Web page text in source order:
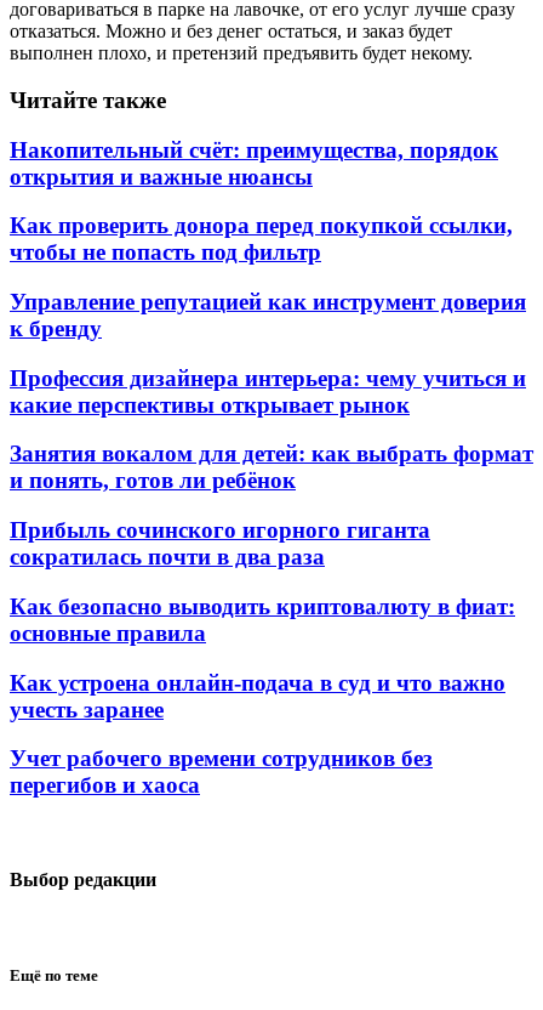
договариваться в парке на лавочке, от его услуг лучше сразу
отказаться. Можно и без денег остаться, и заказ будет
выполнен плохо, и претензий предъявить будет некому.
Читайте также
Накопительный счёт: преимущества, порядок
открытия и важные нюансы
Как проверить донора перед покупкой ссылки,
чтобы не попасть под фильтр
Управление репутацией как инструмент доверия
к бренду
Профессия дизайнера интерьера: чему учиться и
какие перспективы открывает рынок
Занятия вокалом для детей: как выбрать формат
и понять, готов ли ребёнок
Прибыль сочинского игорного гиганта
сократилась почти в два раза
Как безопасно выводить криптовалюту в фиат:
основные правила
Как устроена онлайн-подача в суд и что важно
учесть заранее
Учет рабочего времени сотрудников без
перегибов и хаоса
Выбор редакции
Ещё по теме